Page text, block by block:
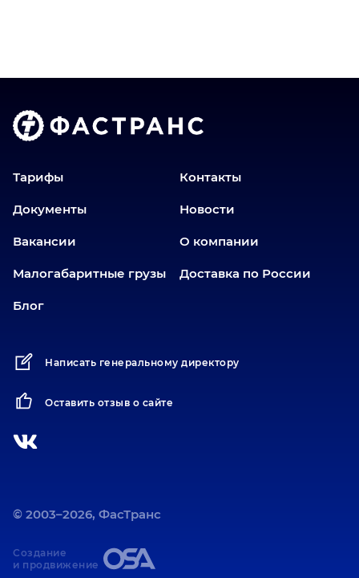
Тарифы Контакты
Документы Новости
Вакансии О компании
Малогабаритные грузы Доставка по России
Блог
Написать генеральному директору
Оставить отзыв о сайте
© 2003–2026, ФасТранс
Создание
и продвижение